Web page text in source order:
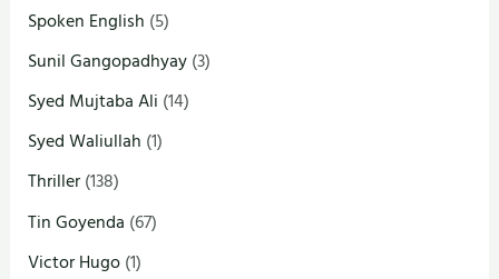
Spoken English (5)
Sunil Gangopadhyay(3)
Syed Mujtaba Ali (14)
Syed Waliullah (1)
Thriller(138)
Tin Goyenda (67)
Victor Hugo(1)